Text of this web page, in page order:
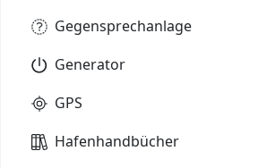
Gegensprechanlage
Generator
GPS
Hafenhandbücher